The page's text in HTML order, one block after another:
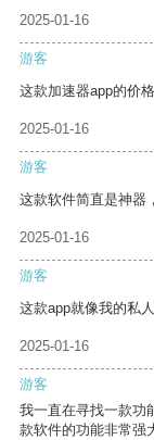
2025-01-16
游客
这款加速器app的价
2025-01-16
游客
这款软件简直是神器
2025-01-16
游客
这款app就像我的私
2025-01-16
游客
我一直在寻找一款功
款软件的功能非常强